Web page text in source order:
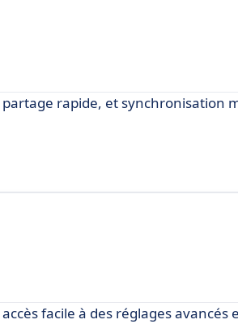
rapide, et synchronisation
facile à des réglages avancés